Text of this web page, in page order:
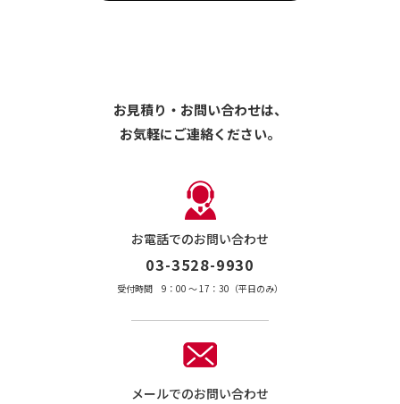
お見積り・お問い合わせは、
お気軽にご連絡ください。
お電話でのお問い合わせ
03-3528-9930
受付時間 9：00 〜 17：30（平日のみ）
メールでのお問い合わせ